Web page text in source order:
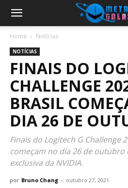
Home Notícias
NOTÍCIAS
FINAIS DO
CHALLENGE
BRASIL
DIA 26 DE
Finais do Logitech G Challenge
começam no dia 26 de outubro
exclusiva da NVIDIA.
por Bruno Chang - outubro 27, 2021